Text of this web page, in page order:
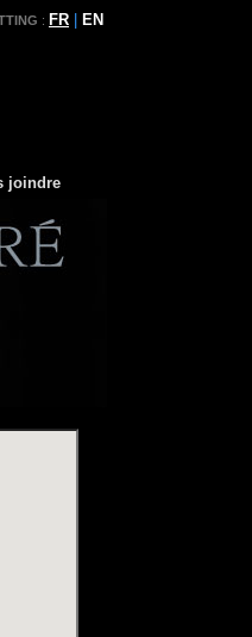
: FR EN
joindre